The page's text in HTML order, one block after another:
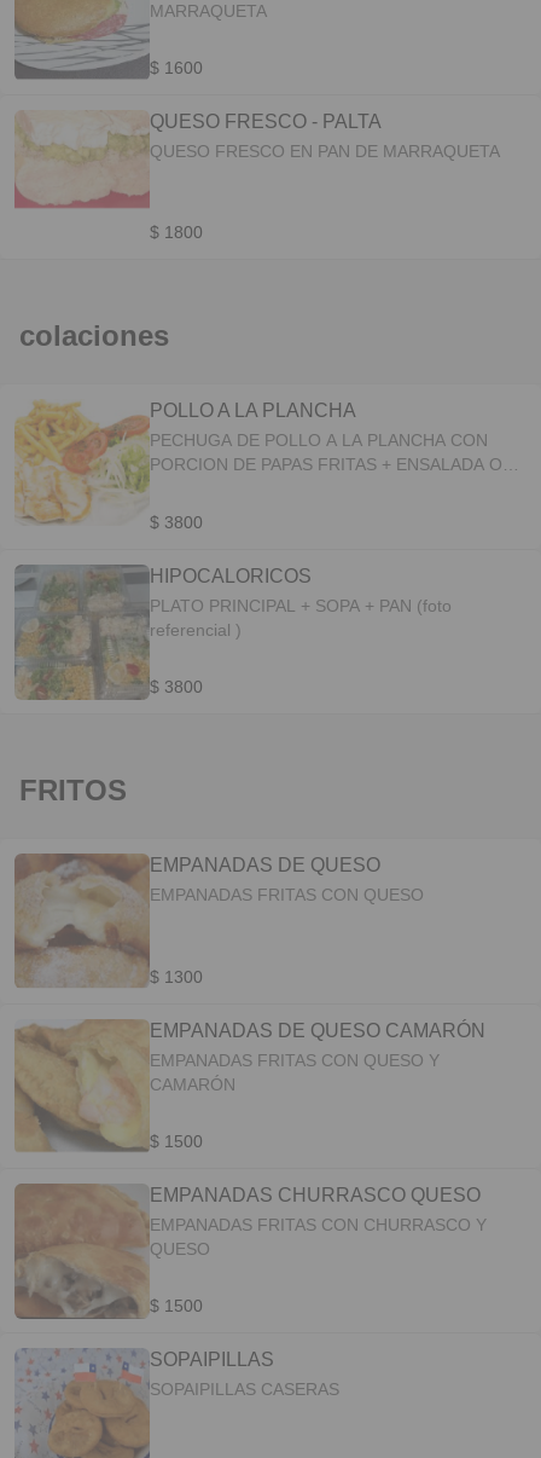
MARRAQUETA
$ 1600
QUESO FRESCO - PALTA
QUESO FRESCO EN PAN DE MARRAQUETA
$ 1800
colaciones
POLLO A LA PLANCHA
PECHUGA DE POLLO A LA PLANCHA CON
PORCION DE PAPAS FRITAS + ENSALADA O
$ 3800
HIPOCALORICOS
PLATO PRINCIPAL + SOPA + PAN (foto
referencial )
$ 3800
FRITOS
EMPANADAS DE QUESO
EMPANADAS FRITAS CON QUESO
$ 1300
EMPANADAS DE QUESO CAMARÓN
EMPANADAS FRITAS CON QUESO Y
CAMARÓN
$ 1500
EMPANADAS CHURRASCO QUESO
EMPANADAS FRITAS CON CHURRASCO Y
QUESO
$ 1500
SOPAIPILLAS
SOPAIPILLAS CASERAS